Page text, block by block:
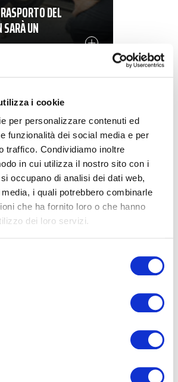
i cookie
per personalizzare contenuti ed
funzionalità dei social media e per
traffico. Condividiamo inoltre
in cui utilizza il nostro sito con i
occupano di analisi dei dati web,
i quali potrebbero combinarle
che ha fornito loro o che hanno
dei loro servizi.
DEL
UN
DEL MAGAZINE